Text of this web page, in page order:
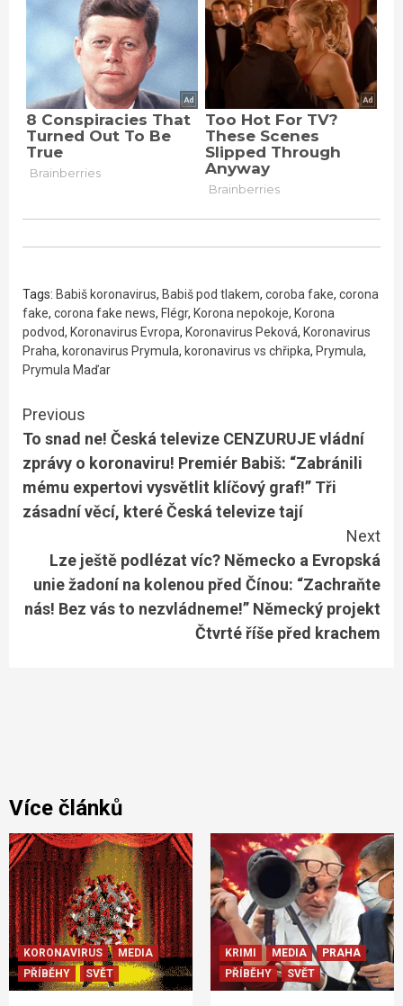
Tags: Babiš koronavirus, Babiš pod tlakem, coroba fake, corona
fake, corona fake news, Flégr, Korona nepokoje, Korona
podvod, Koronavirus Evropa, Koronavirus Peková, Koronavirus
Praha, koronavirus Prymula, koronavirus vs chřipka, Prymula,
Prymula Maďar
Continue
Reading
Previous
To snad ne! Česká televize CENZURUJE vládní
zprávy o koronaviru! Premiér Babiš: “Zabránili
mému expertovi vysvětlit klíčový graf!” Tři
zásadní věcí, které Česká televize tají
Next
Lze ještě podlézat víc? Německo a Evropská
unie žadoní na kolenou před Čínou: “Zachraňte
nás! Bez vás to nezvládneme!” Německý projekt
Čtvrté říše před krachem
Více článků
KORONAVIRUS
MEDIA
PŘÍBĚHY
SVĚT
KRIMI MEDIA
PRAHA
PŘÍBĚHY
SVĚT